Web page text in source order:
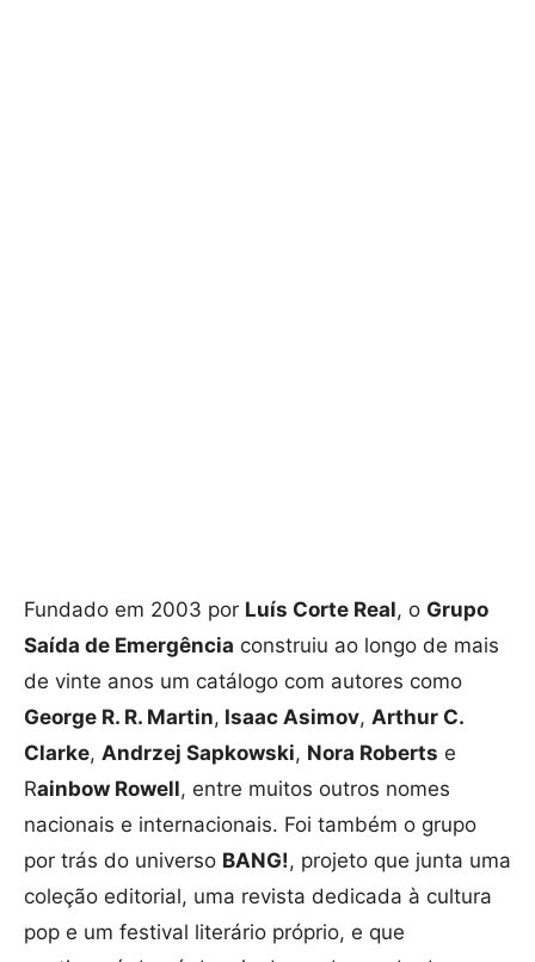
Fundado em 2003 por Luís Corte Real, o Grupo
Saída de Emergência construiu ao longo de mais
de vinte anos um catálogo com autores como
George R. R. Martin, Isaac Asimov, Arthur C.
Clarke, Andrzej Sapkowski, Nora Roberts e
Rainbow Rowell, entre muitos outros nomes
nacionais e internacionais. Foi também o grupo
por trás do universo BANG!, projeto que junta uma
coleção editorial, uma revista dedicada à cultura
pop e um festival literário próprio, e que